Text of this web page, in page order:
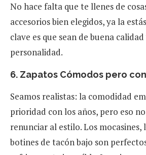
No hace falta que te llenes de
accesorios bien elegidos, ya la
clave es que sean de buena
personalidad.
6. Zapatos Cómodos pero
Seamos realistas: la comodidad
prioridad con los años, pero eso
renunciar al estilo. Los mocasines,
botines de tacón bajo son